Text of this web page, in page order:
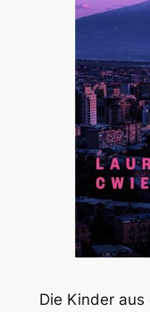
Die Kinder